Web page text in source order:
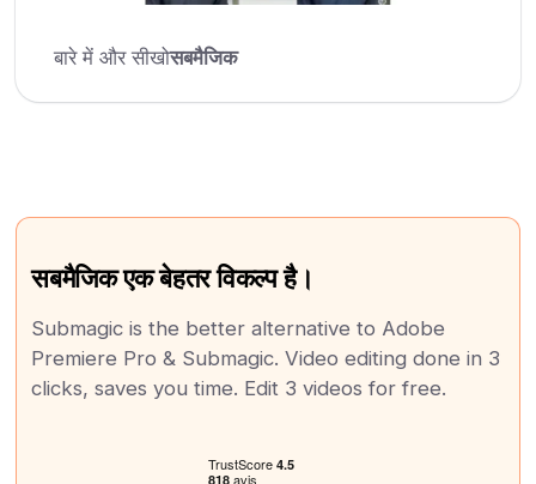
बारे में और सीखोसबमैजिक
सबमैजिक एक बेहतर विकल्प है।
Submagic is the better alternative to Adobe
Premiere Pro & Submagic. Video editing done in 3
clicks, saves you time. Edit 3 videos for free.